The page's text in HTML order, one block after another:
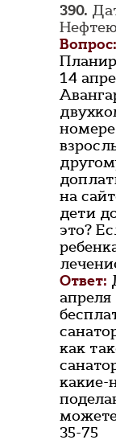
390.
Вопрос:
14
на
дети
это?
Ответ:
как
какие-
можете
35-75